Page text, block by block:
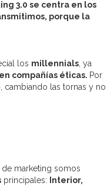
3.0 se centra en los
porque la
los millennials , ya
compañías éticas. Por
cambiando las tornas y no
marketing somos
principales:
Interior,